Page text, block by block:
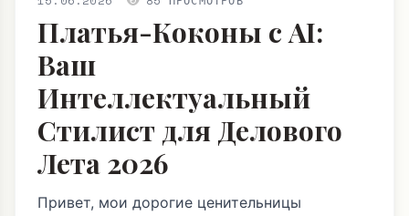
Платья-Коконы с AI:
Ваш
Интеллектуальный
Стилист для Делового
Лета 2026
Привет, мои дорогие ценительницы